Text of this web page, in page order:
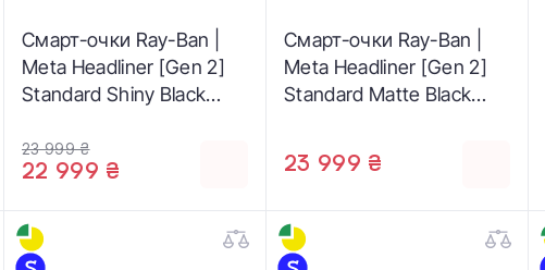
Смарт-очки Ray-Ban |
Meta Headliner [Gen 2]
Standard Shiny Black
Transitions Lenses
(RW4013 601/MF 50-23)
23 999 ₴
22 999 ₴
Смарт-очки Ray-Ban |
Meta Headliner [Gen 2]
Standard Matte Black
(RW4013 601ST3 50-23)
23 999 ₴